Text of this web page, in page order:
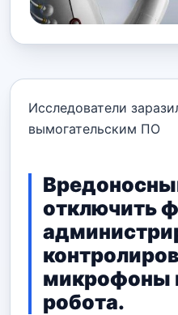
Исследователи
вымогательским ПО
отключить
микрофоны
робота.